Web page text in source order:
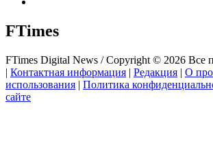
FTimes
FTimes Digital News / Copyright © 2026 Все
| Контактная информация | Редакция | О
использования | Политика
сайте